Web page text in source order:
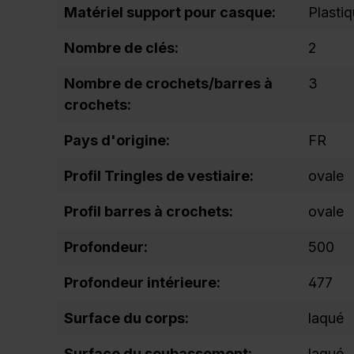
Matériel support pour casque:
Nombre de clés: 2
Nombre de crochets/barres à
crochets:
3
Pays d'origine: FR
Profil Tringles de vestiaire: ovale
Profil barres à crochets: ovale
Profondeur: 500
Profondeur intérieure: 477
Surface du corps: laqué